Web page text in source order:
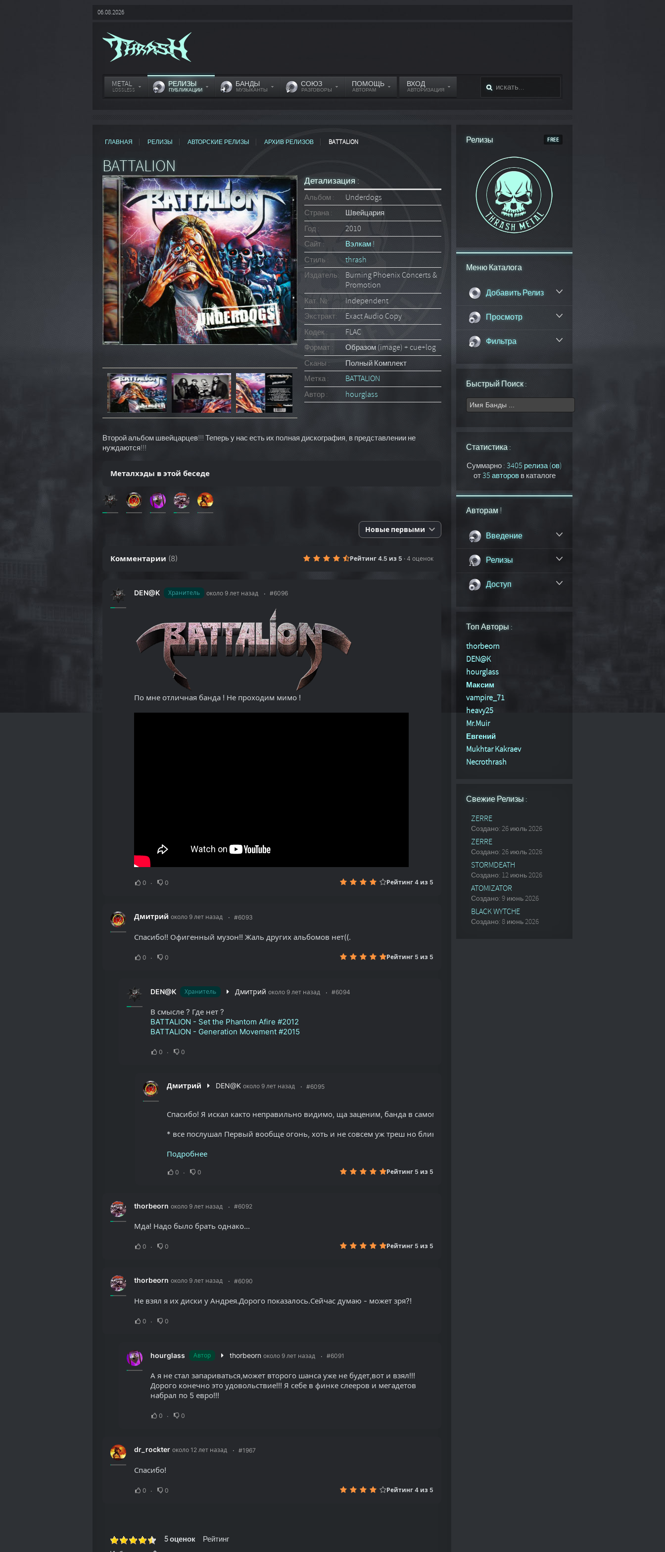
06.08.2026
METAL
LOSSLESS
РЕЛИЗЫ
ПУБЛИКАЦИИ
БАНДЫ
МУЗЫКАНТЫ
СОЮЗ
РАЗГОВОРЫ
ПОМОЩЬ
АВТОРАМ
ВХОД
АВТОРИЗАЦИЯ
ГЛАВНАЯ РЕЛИЗЫ АВТОРСКИЕ РЕЛИЗЫ АРХИВ РЕЛИЗОВ BATTALION
BATTALION
Детализация :
Альбом :
Underdogs
Страна :
Швейцария
Год :
2010
Сайт :
Вэлкам !
Стиль :
thrash
Издатель:
Burning Phoenix Concerts &
Promotion
Кат. №:
Independent
Экстракт:
Exact Audio Copy
Кодек :
FLAC
Формат :
Образом (image) + cue+log
Сканы :
Полный Комплект
Метка :
BATTALION
Автор :
hourglass
Второй альбом швейцарцев!!! Теперь у нас есть их полная дискография, в представлении не
нуждаются!!!
Металхэды в этой беседе
Новые первыми
Комментарии (8) Рейтинг 4.5 из 5 · 4 оценок
DEN@K Хранитель около 9 лет назад #6096
По мне отличная банда ! Не проходим мимо !
0 0 Рейтинг 4 из 5
Дмитрий около 9 лет назад #6093
Спасибо!! Офигенный музон!! Жаль других альбомов нет((.
0 0 Рейтинг 5 из 5
DEN@K Хранитель Дмитрий около 9 лет назад #6094
В смысле ? Где нет ?
BATTALION - Set the Phantom Afire #2012
BATTALION - Generation Movement #2015
0 0
Дмитрий DEN@K около 9 лет назад #6095
Спасибо! Я искал както неправильно видимо, ща заценим, банда в самом деле хорошая.
* все послушал Первый вообще огонь, хоть и не совсем уж треш но блин шедевр шедевр, жаль на виниле не выпустили его! 12й
Подробнее
0 0 Рейтинг 5 из 5
thorbeorn около 9 лет назад #6092
Мда! Надо было брать однако...
0 0 Рейтинг 5 из 5
thorbeorn около 9 лет назад #6090
Не взял я их диски у Андрея.Дорого показалось.Сейчас думаю - может зря?!
0 0
hourglass Автор thorbeorn около 9 лет назад #6091
А я не стал запариваться,может второго шанса уже не будет,вот и взял!!!
Дорого конечно это удовольствие!!! Я себе в финке слееров и мегадетов
набрал по 5 евро!!!
0 0
dr_rockter около 12 лет назад #1967
Спасибо!
0 0 Рейтинг 4 из 5
Рейтинг
5 оценок
Релизы
Меню Каталога
Добавить Релиз
Просмотр
Фильтра
Быстрый Поиск :
Статистика :
Суммарно : 3405 релиза (ов)
от35 авторовв каталоге
Авторам !
Введение
Релизы
Доступ
Топ Авторы :
thorbeorn
DEN@K
hourglass
Максим
vampire_71
heavy25
Mr.Muir
Евгений
Mukhtar Kakraev
Necrothrash
Свежие Релизы :
ZERRE
Создано: 26 июль 2026
ZERRE
Создано: 26 июль 2026
STORMDEATH
Создано: 12 июнь 2026
ATOMIZATOR
Создано: 9 июнь 2026
BLACK WYTCHE
Создано: 8 июнь 2026